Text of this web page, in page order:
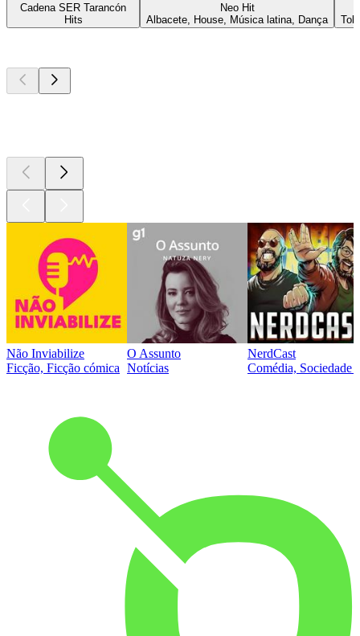
Cadena SER Tarancón
Hits
Neo Hit
Albacete, House, Música latina, Dança
Não Inviabilize
Ficção, Ficção cómica
O Assunto
Notícias
NerdCast
Comédia, Sociedade